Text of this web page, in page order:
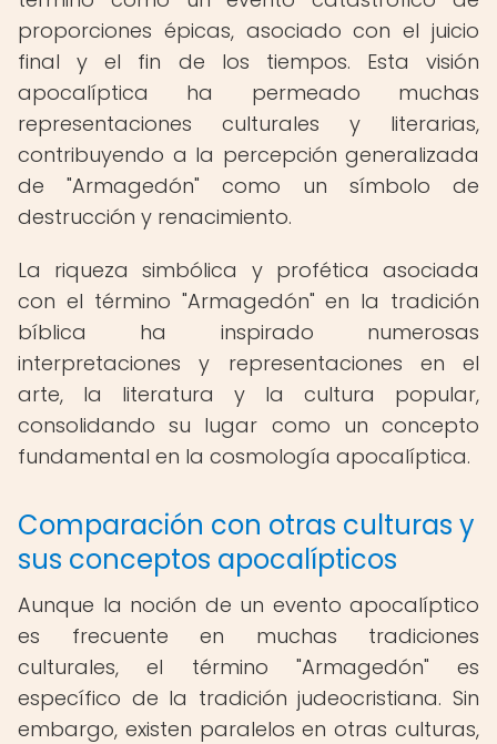
proporciones épicas, asociado con el juicio
final y el fin de los tiempos. Esta visión
apocalíptica ha permeado muchas
representaciones culturales y literarias,
contribuyendo a la percepción generalizada
de "Armagedón" como un símbolo de
destrucción y renacimiento.
La riqueza simbólica y profética asociada
con el término "Armagedón" en la tradición
bíblica ha inspirado numerosas
interpretaciones y representaciones en el
arte, la literatura y la cultura popular,
consolidando su lugar como un concepto
fundamental en la cosmología apocalíptica.
Comparación con otras culturas y
sus conceptos apocalípticos
Aunque la noción de un evento apocalíptico
es frecuente en muchas tradiciones
culturales, el término "Armagedón" es
específico de la tradición judeocristiana. Sin
embargo, existen paralelos en otras culturas,